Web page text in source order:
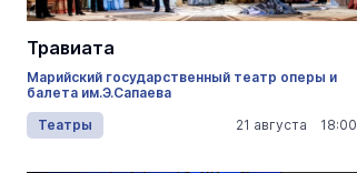
Травиата
Марийский государственный театр оперы и
балета им.Э.Сапаева
Театры
21 августа 18:00